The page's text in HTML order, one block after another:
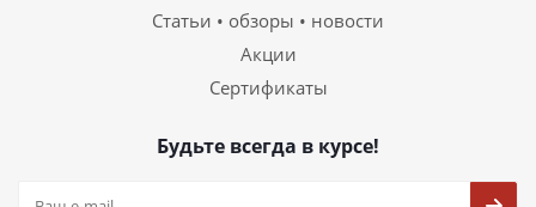
Статьи • обзоры • новости
Акции
Сертификаты
Будьте всегда в курсе!